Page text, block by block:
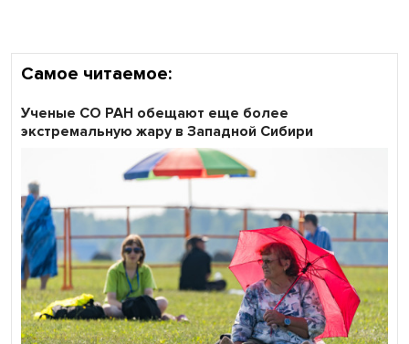
Самое читаемое:
Ученые СО РАН обещают еще более
экстремальную жару в Западной Сибири